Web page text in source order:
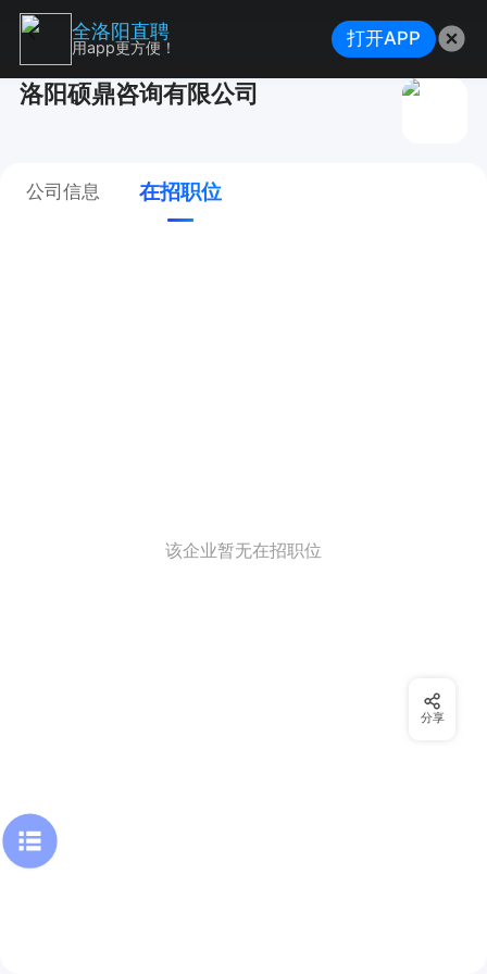
洛阳硕鼎咨询有限公司
公司信息 在招职位
该企业暂无在招职位
分享
全洛阳直聘
用app更方便！ 打开APP